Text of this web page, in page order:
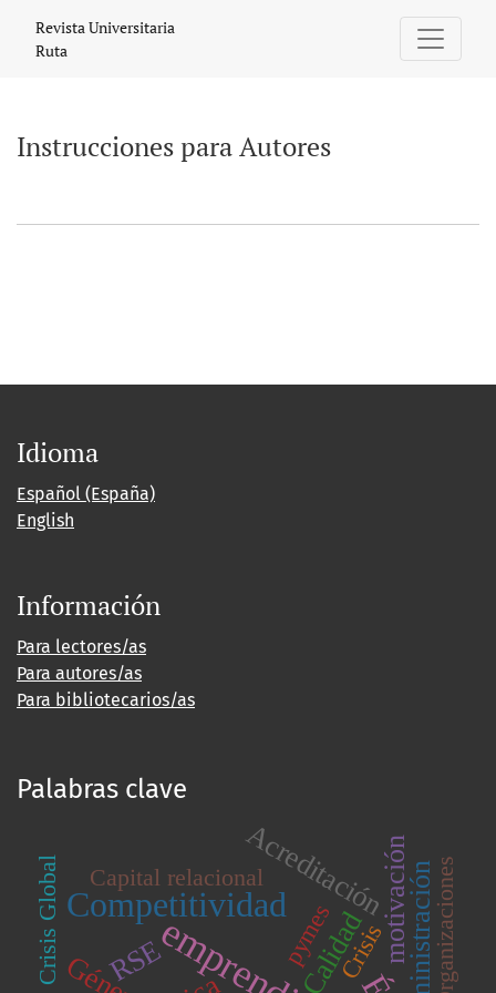
Instrucciones para Autores
Revista Universitaria
Ruta
Instrucciones para Autores
Idioma
Español (España)
English
Información
Para lectores/as
Para autores/as
Para bibliotecarios/as
Palabras clave
Competitividad
Calidadmotivaciónadministración
RSE
Acreditación
Crisis Global Capital relacional
pymesCrisis Organizaciones